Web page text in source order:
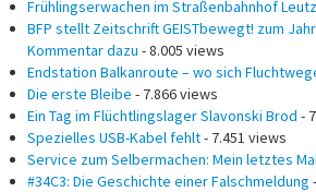
Frühlingserwachen im Straßenbahnhof
BFP stellt Zeitschrift GEISTbewegt! zum
Kommentar dazu - 8.005 views
Endstation Balkanroute – wo sich
Die erste Bleibe - 7.866 views
Ein Tag im Flüchtlingslager Slavonski Brod -
Spezielles USB-Kabel fehlt- 7.451 views
Service zum Selbermachen: Mein letztes
#34C3: Die Geschichte einer Falschmeldung